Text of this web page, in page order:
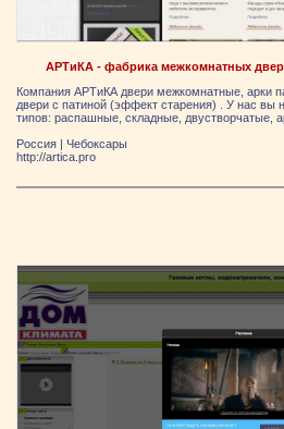
АРТиКА - фабрика межкомнатных
Компания АРТиКА двери межкомнатные, арки
двери с патиной (эффект старения) . У нас вы
типов: распашные, складные, двустворчатые,
Россия | Чебоксары
http://artica.pro